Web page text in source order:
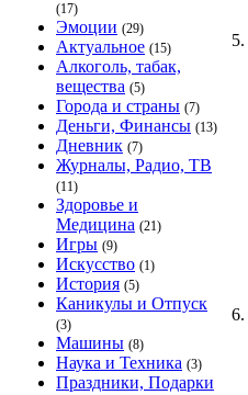
(17)
Эмоции (29)
Актуальное (15)
Алкоголь, табак,
вещества (5)
Города и страны (7)
Деньги, Финансы (13)
Дневник (7)
Журналы, Радио, ТВ
(11)
Здоровье и
Медицина (21)
Игры (9)
Искусство (1)
История (5)
Каникулы и Отпуск
(3)
Машины (8)
Наука и Техника (3)
Праздники, Подарки
5.
6.